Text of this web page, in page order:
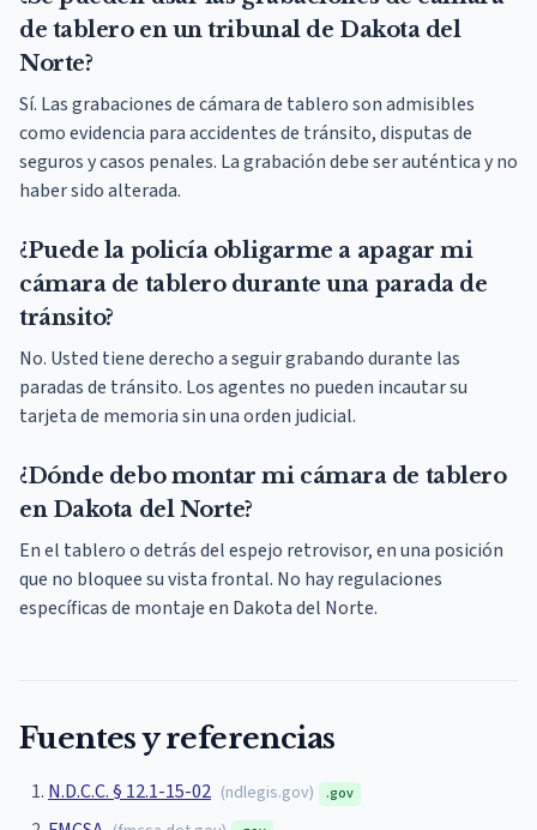
de tablero en un tribunal de Dakota del
Norte?
Sí. Las grabaciones de cámara de tablero son admisibles
como evidencia para accidentes de tránsito, disputas de
seguros y casos penales. La grabación debe ser auténtica y no
haber sido alterada.
¿Puede la policía obligarme a apagar mi
cámara de tablero durante una parada de
tránsito?
No. Usted tiene derecho a seguir grabando durante las
paradas de tránsito. Los agentes no pueden incautar su
tarjeta de memoria sin una orden judicial.
¿Dónde debo montar mi cámara de tablero
en Dakota del Norte?
En el tablero o detrás del espejo retrovisor, en una posición
que no bloquee su vista frontal. No hay regulaciones
específicas de montaje en Dakota del Norte.
Fuentes y referencias
N.D.C.C. § 12.1-15-02 (ndlegis.gov) .gov